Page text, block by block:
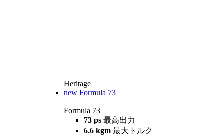
Heritage
new Formula 73
Formula 73
73 ps 最高出力
6.6 kgm 最大トルク